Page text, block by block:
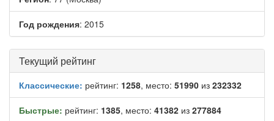
Год рождения: 2015
Текущий рейтинг
Классические: рейтинг: 1258, место: 51990 из 232332
Быстрые: рейтинг: 1385, место: 41382 из 277884